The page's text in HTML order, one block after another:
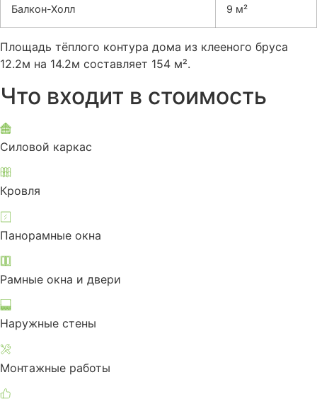
Балкон-Холл 9 м²
Площадь тёплого контура дома из клееного бруса
12.2м на 14.2м составляет 154 м².
Что входит в стоимость
Силовой каркас
Кровля
Панорамные окна
Рамные окна и двери
Наружные стены
Монтажные работы